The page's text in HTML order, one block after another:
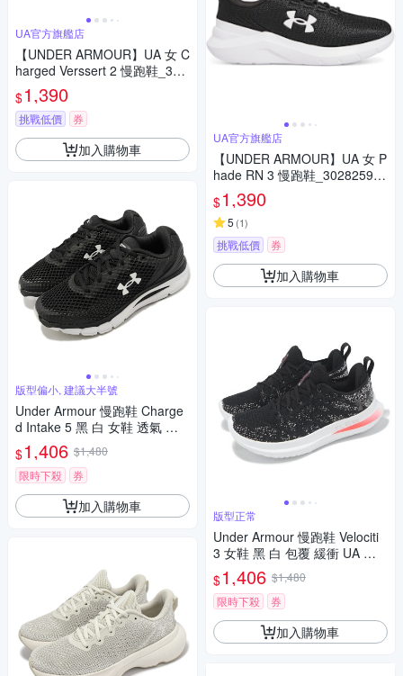
UA官方旗艦店
【UNDER ARMOUR】UA 女 C
harged Verssert 2 慢跑鞋_302
7180-673
$1,390
挑戰低價 券
加入購物車
版型偏小, 建議大半號
Under Armour 慢跑鞋 Charge
d Intake 5 黑 白 女鞋 透氣 緩
震 運動鞋 UA 3023564001
$1,406 $1,480
限時下殺
券
加入購物車
UA官方旗艦店
【UNDER ARMOUR】UA 女 P
hade RN 3 慢跑鞋_3028259-0
01
$1,390
5 (1)
挑戰低價 券
加入購物車
版型正常
Under Armour 慢跑鞋 Velociti
3 女鞋 黑 白 包覆 緩衝 UA 運
動鞋 3026124004
$1,406 $1,480
限時下殺
券
加入購物車